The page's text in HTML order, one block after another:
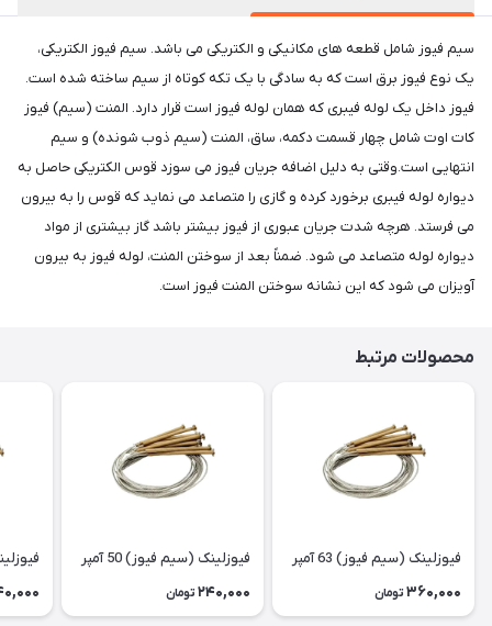
سیم فیوز شامل قطعه های مکانیکی و الکتریکی می باشد. سیم فیوز الکتریکی،
یک نوع فیوز برق است که به سادگی با یک تکه کوتاه از سیم ساخته شده است.
فیوز داخل یک لوله فیبری که همان لوله فیوز است قرار دارد. المنت (سیم) فیوز
کات اوت شامل چهار قسمت دکمه، ساق، المنت (سیم ذوب شونده) و سیم
انتهایی است.وقتی به دلیل اضافه جریان فیوز می سوزد قوس الکتریکی حاصل به
دیواره لوله فیبری برخورد کرده و گازی را متصاعد می نماید که قوس را به بیرون
می فرستد. هرچه شدت جریان عبوری از فیوز بیشتر باشد گاز بیشتری از مواد
دیواره لوله متصاعد می شود. ضمناً بعد از سوختن المنت، لوله فیوز به بیرون
آویزان می شود که این نشانه سوختن المنت فیوز است.
محصولات مرتبط
فیوزلینک (سیم فیوز) 63 آمپر
360,000 تومان
فیوزلینک (سیم فیوز) 50 آمپر
240,000 تومان